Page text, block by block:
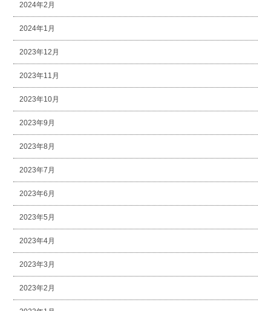
2024年2月
2024年1月
2023年12月
2023年11月
2023年10月
2023年9月
2023年8月
2023年7月
2023年6月
2023年5月
2023年4月
2023年3月
2023年2月